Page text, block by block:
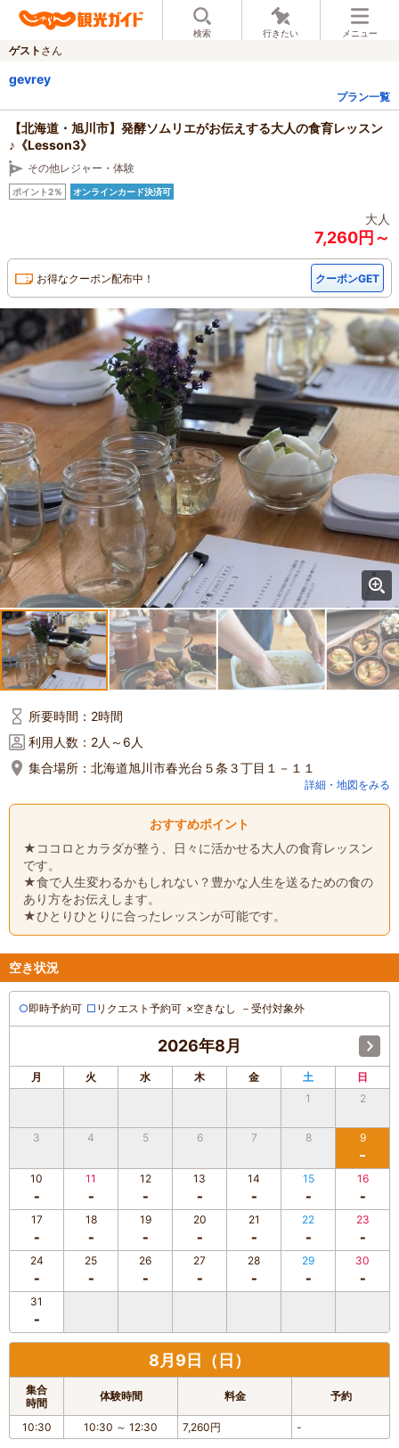
検索 行きたい メニュー
ゲスト さん
gevrey
プラン一覧
【北海道・旭川市】発酵ソムリエがお伝えする大人の食育レッスン
♪《Lesson3》
その他レジャー・体験
ポイント2％ オンラインカード決済可
大人
7,260円～
お得なクーポン配布中！ クーポンGET
所要時間： 2時間
利用人数： 2人～6人
集合場所： 北海道旭川市春光台５条３丁目１－１１
詳細・地図をみる
おすすめポイント
★ココロとカラダが整う、日々に活かせる大人の食育レッスン
です。
★食で人生変わるかもしれない？豊かな人生を送るための食の
あり方をお伝えします。
★ひとりひとりに合ったレッスンが可能です。
空き状況
○即時予約可 □ リクエスト予約可 ×空きなし － 受付対象外
2026年8月
月 火 水 木 金 土
日
1
2
3 4 5 6 7 8 9
10 11 12 13 14 15 16
17 18 19 20 21 22 23
24 25 26 27 28 29 30
31
8月9日（日）
集合
時間
体験時間 料金 予約
10:30 10:30 ～ 12:30 7,260円 -